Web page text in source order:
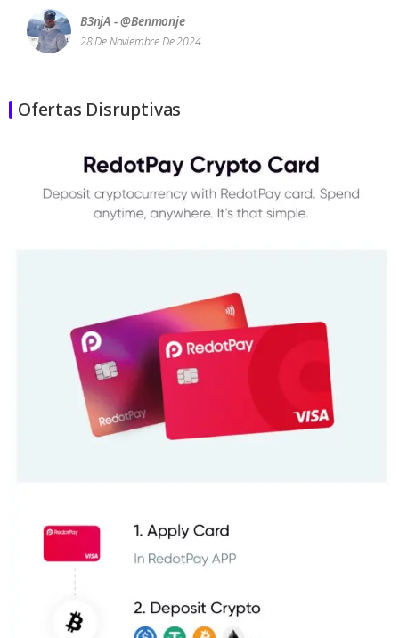
B3njA - @benmonje
28 De Noviembre De 2024
Ofertas Disruptivas